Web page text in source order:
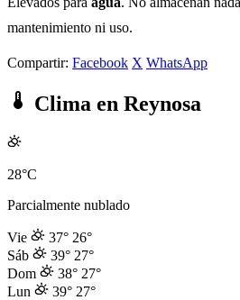
mantenimiento ni uso.
Compartir: Facebook X WhatsApp
Clima en Reynosa
28°C
Parcialmente nublado
Vie 37° 26°
Sáb
39° 27°
Dom
38° 27°
Lun
39° 27°